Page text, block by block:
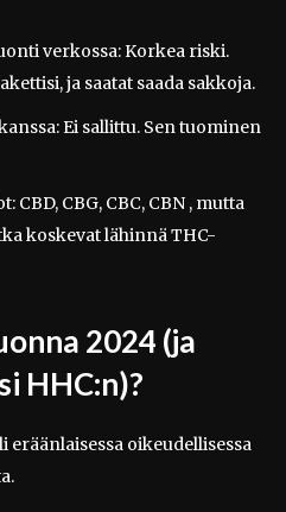
verkossa: Korkea riski.
ja saatat saada sakkoja.
Ei sallittu. Sen tuominen
CBD, CBG, CBC, CBN , mutta
koskevat lähinnä THC-
2024 (ja
HHC:n)?
eräänlaisessa oikeudellisessa